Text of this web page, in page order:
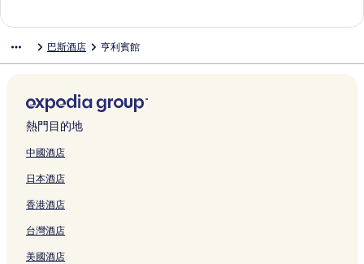
頁
k
g
頁
面
t
面
o
e
頁
面
H
面
a
n
g
t
o
s
l
a
c
e
t
u
e
B
&
頁
e
e
面
p
s
s
B
a
h
y
I
H
G
-
i
m
S
t
e
t
A
p
a
B
h
-
Q
u
e
S
t
r
e
r
c
e
n
t
o
e
l
&
S
t
u
e
H
o
i
a
y
H
o
n
H
i
l
t
n
a
t
h
C
n
d
B
a
t
S
a
頁
面
n
p
a
c
e
W
s
t
g
a
n
e
o
r
g
a
T
o
w
n
e
t
h
H
o
s
A
p
a
r
r
c
i
s
H
t
l
B
a
t
啟
T
G
a
i
n
b
r
o
u
g
開
啟
o
s
v
e
o
A
p
a
r
巴斯酒店 亨利賓館
熱門目的地
中國酒店
日本酒店
香港酒店
台灣酒店
美國酒店